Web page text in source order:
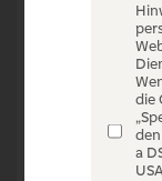
Zur
die
a